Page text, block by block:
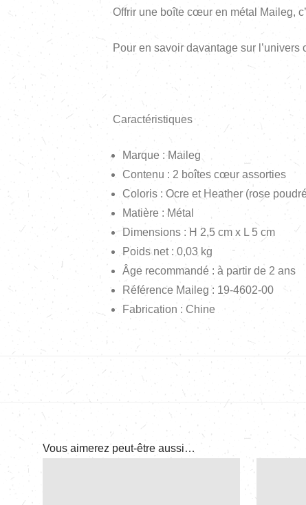
Offrir une boîte cœur en métal Maileg,
Pour en savoir davantage sur
Caractéristiques
Marque : Maileg
Contenu : 2 boîtes cœur assorties
Coloris : Ocre et Heather (rose
Matière : Métal
Dimensions : H 2,5 cm x L 5 cm
Poids net : 0,03 kg
Âge recommandé : à partir de 2 ans
Référence Maileg : 19-4602-00
Fabrication : Chine
Vous aimerez peut-être aussi…